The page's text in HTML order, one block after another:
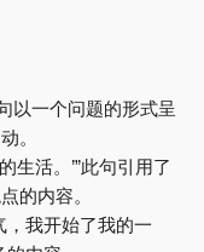
以一个问题的形式呈
。
生活。’”此句引用了
的内容。
，我开始了我的一